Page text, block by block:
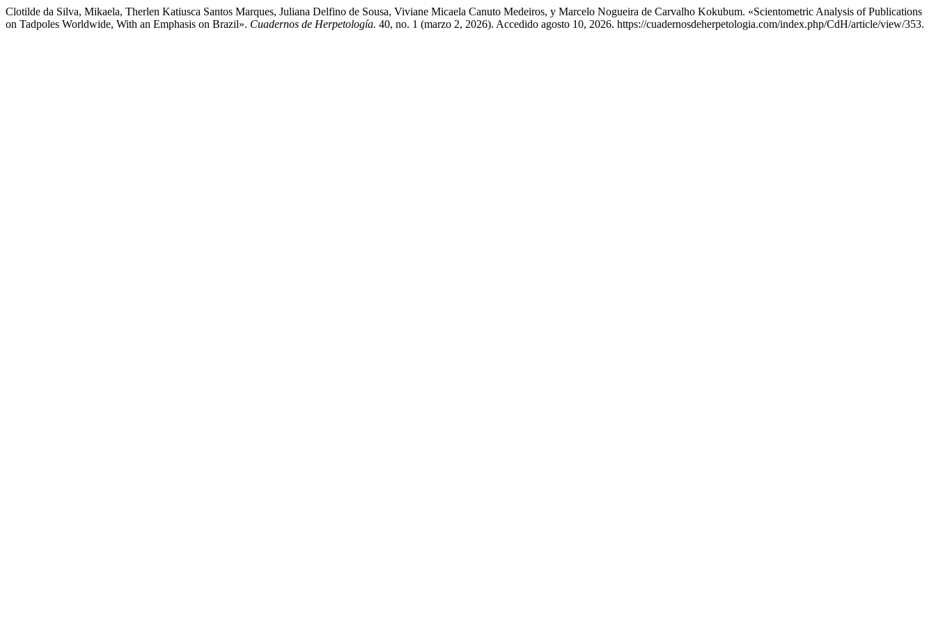
Clotilde da Silva, Mikaela, Therlen Katiusca Santos Marques, Juliana Delfino de Sousa, Viviane Micaela Canuto Medeiros, y Marcelo Nogueira de Carvalho Kokubum. «Scientometric Analysis of Publications
on Tadpoles Worldwide, With an Emphasis on Brazil». Cuadernos de Herpetología. 40, no. 1 (marzo 2, 2026). Accedido agosto 10, 2026. https://cuadernosdeherpetologia.com/index.php/CdH/article/view/353.